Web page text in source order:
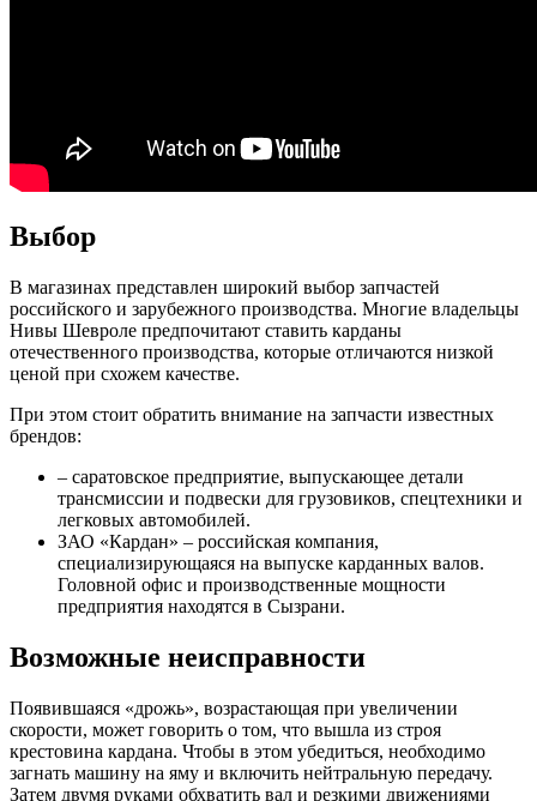
Выбор
В магазинах представлен широкий выбор запчастей
российского и зарубежного производства. Многие владельцы
Нивы Шевроле предпочитают ставить карданы
отечественного производства, которые отличаются низкой
ценой при схожем качестве.
При этом стоит обратить внимание на запчасти известных
брендов:
– саратовское предприятие, выпускающее детали
трансмиссии и подвески для грузовиков, спецтехники и
легковых автомобилей.
ЗАО «Кардан» – российская компания,
специализирующаяся на выпуске карданных валов.
Головной офис и производственные мощности
предприятия находятся в Сызрани.
Возможные неисправности
Появившаяся «дрожь», возрастающая при увеличении
скорости, может говорить о том, что вышла из строя
крестовина кардана. Чтобы в этом убедиться, необходимо
загнать машину на яму и включить нейтральную передачу.
Затем двумя руками обхватить вал и резкими движениями